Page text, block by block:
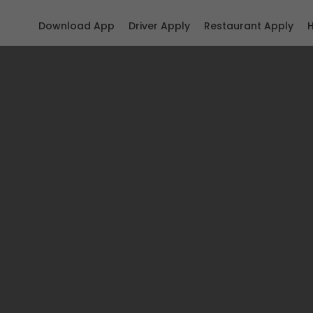
Restaurant Apply
Driver Apply
Download App